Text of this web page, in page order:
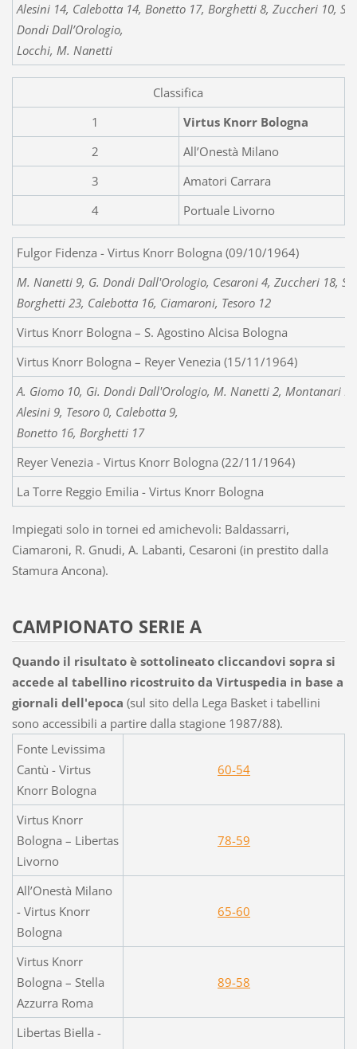
Alesini 14, Calebotta 14, Bonetto 17, Borghetti 8, Zuccheri 10, S.
Dondi Dall’Orologio,
Locchi, M. Nanetti
Classifica
1
Virtus Knorr Bologna
2
All’Onestà Milano
3
Amatori Carrara
4
Portuale Livorno
Fulgor Fidenza - Virtus
M. Nanetti 9, G. Dondi Dall'Orologio, Cesaroni 4, Zuccheri 18, S.
Borghetti 23, Calebotta 16, Ciamaroni, Tesoro 12
Virtus Knorr Bologna – S. Agostino Alcisa Bologna
Virtus Knorr Bologna – Reyer Venezia (15/11/1964)
A. Giomo 10, Gi. Dondi Dall'Orologio, M. Nanetti 2, Montanari
Alesini 9, Tesoro 0, Calebotta 9,
Bonetto 16, Borghetti 17
Reyer Venezia - Virtus Knorr Bologna (22/11/1964)
La Torre Reggio Emilia - Virtus Knorr Bologna
Impiegati solo in tornei ed amichevoli: Baldassarri,
Ciamaroni, R. Gnudi, A. Labanti, Cesaroni (in prestito dalla
Stamura Ancona).
CAMPIONATO SERIE A
Quando il risultato è sottolineato cliccandovi sopra si
accede al tabellino ricostruito da Virtuspedia in base a
giornali dell'epoca (sul sito della Lega Basket i tabellini
sono accessibili a partire dalla stagione 1987/88).
Fonte Levissima
Cantù - Virtus
Knorr Bologna
60-54
Virtus Knorr
Bologna – Libertas
Livorno
78-59
All’Onestà Milano
- Virtus Knorr
Bologna
65-60
Virtus Knorr
Bologna – Stella
Azzurra Roma
89-58
Libertas Biella -